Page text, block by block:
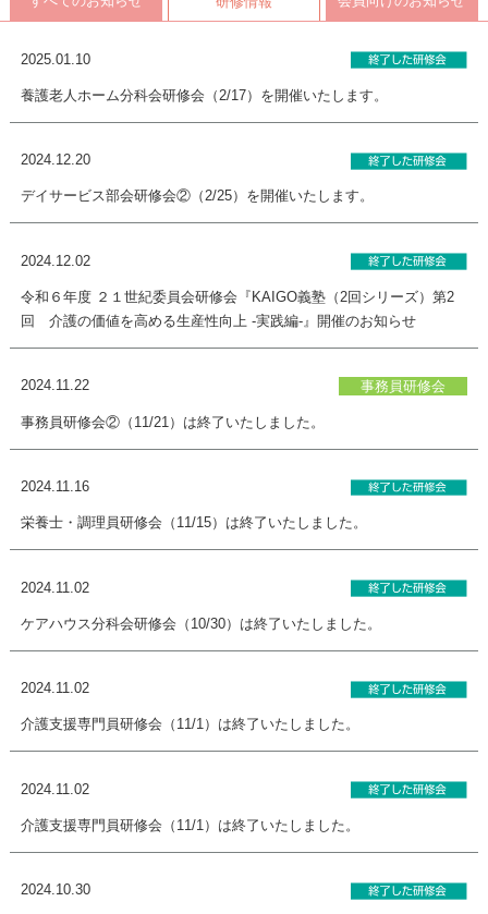
2025.01.10
養護老人ホーム分科会研修会（2/17）を開催いたします。
2024.12.20
デイサービス部会研修会②（2/25）を開催いたします。
2024.12.02
令和６年度 ２１世紀委員会研修会『KAIGO義塾（2回シリーズ）第2
回 介護の価値を高める生産性向上 -実践編-』開催のお知らせ
2024.11.22 事務員研修会
事務員研修会②（11/21）は終了いたしました。
2024.11.16
栄養士・調理員研修会（11/15）は終了いたしました。
2024.11.02
ケアハウス分科会研修会（10/30）は終了いたしました。
2024.11.02
介護支援専門員研修会（11/1）は終了いたしました。
2024.11.02
介護支援専門員研修会（11/1）は終了いたしました。
2024.10.30